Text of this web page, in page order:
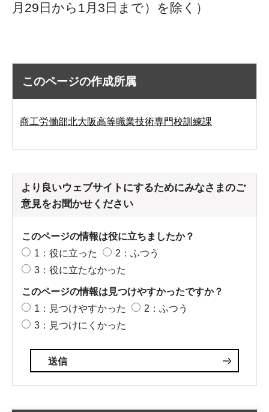
月29日から1月3日まで）を除く）
このページの作成所属
商工労働部北大阪高等職業技術専門校訓練課
より良いウェブサイトにするためにみなさまのご
意見をお聞かせください
このページの情報は役に立ちましたか？
1：役に立った
2：ふつう
3：役に立たなかった
このページの情報は見つけやすかったですか？
1：見つけやすかった
2：ふつう
3：見つけにくかった